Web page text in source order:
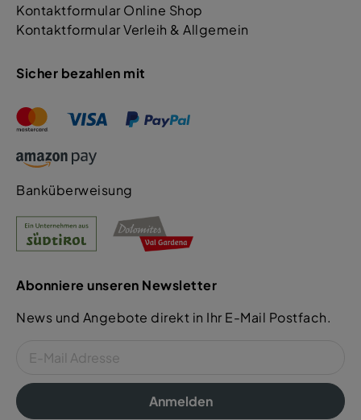
Kontaktformular Online Shop
Kontaktformular Verleih & Allgemein
Sicher bezahlen mit
Banküberweisung
Abonniere unseren Newsletter
News und Angebote direkt in Ihr E-Mail Postfach.
Anmelden